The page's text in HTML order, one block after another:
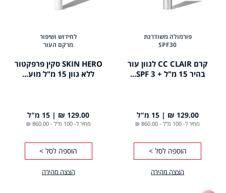
פורמולה משודרגת
SPF30
קרם CC CLAIR לגוון עור
בהיר 15 מ"ל + SPF 3...
הצצה מהירה
129.00 ₪ 15 מ"ל
מחיר ל- 100 מ"ל -
860.00 ₪
הוספה לסל >
לחידוש ושיפור
מרקם העור
SKIN HERO סקין פרפקטור
ללא גוון 15 מ"ל מוע...
הצצה מהירה
129.00 ₪ 15 מ"ל
מחיר ל- 100 מ"ל -
860.00 ₪
הוספה לסל >